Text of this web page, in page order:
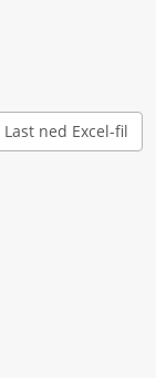
Last ned Excel-fil